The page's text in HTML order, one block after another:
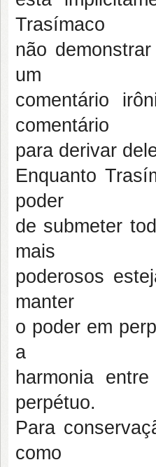
Trasímaco
não
um
comentário
comentário
para derivar
Enquanto
poder
de submeter
mais
poderosos
manter
o poder em
a
harmonia
perpétuo.
Para
como